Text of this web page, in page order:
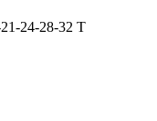
24-28-32 T